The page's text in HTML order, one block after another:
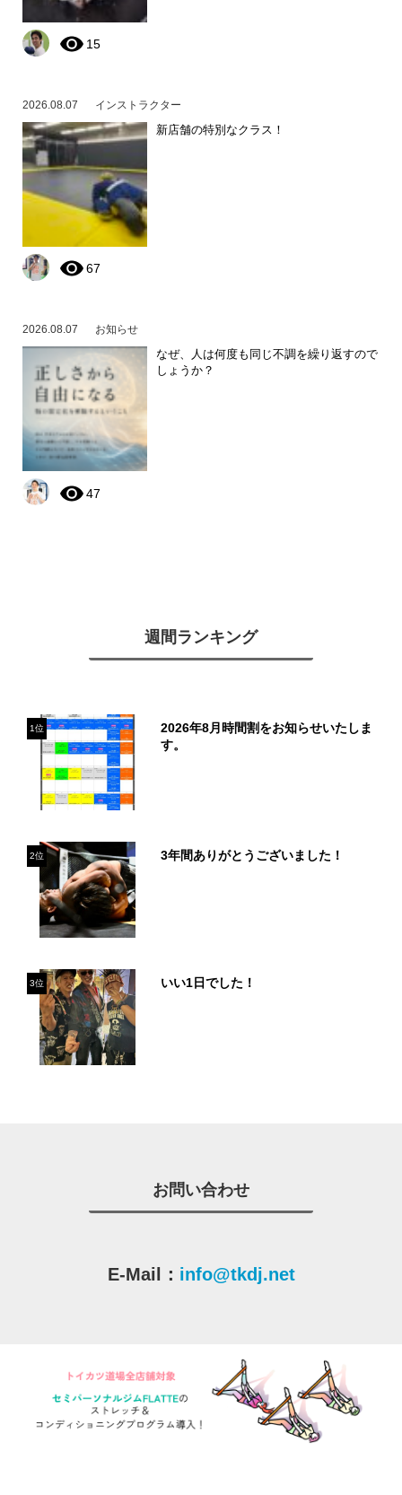
15
2026.08.07 インストラクター
新店舗の特別なクラス！
67
2026.08.07 お知らせ
なぜ、人は何度も同じ不調を繰り返すので
しょうか？
47
週間ランキング
1位
2026年8月時間割をお知らせいたしま
す。
2位 3年間ありがとうございました！
3位 いい1日でした！
お問い合わせ
E-Mail： info@tkdj.net